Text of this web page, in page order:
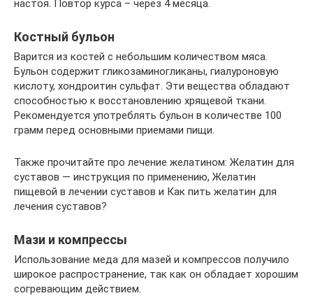
настоя. Повтор курса – через 4 месяца.
Костный бульон
Варится из костей с небольшим количеством мяса.
Бульон содержит гликозаминогликаны, гиалуроновую
кислоту, хондроитин сульфат. Эти вещества обладают
способностью к восстановлению хрящевой ткани.
Рекомендуется употреблять бульон в количестве 100
грамм перед основными приемами пищи.
Также прочитайте про лечение желатином: Желатин для
суставов — инструкция по применению, Желатин
пищевой в лечении суставов и Как пить желатин для
лечения суставов?
Мази и компрессы
Использование меда для мазей и компрессов получило
широкое распространение, так как он обладает хорошим
согревающим действием.